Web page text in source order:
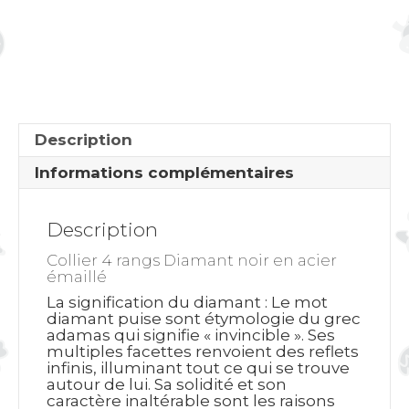
Description
Informations complémentaires
Description
Collier 4 rangs Diamant noir en acier
émaillé
La signification du diamant : Le mot
diamant puise sont étymologie du grec
adamas qui signifie « invincible ». Ses
multiples facettes renvoient des reflets
infinis, illuminant tout ce qui se trouve
autour de lui. Sa solidité et son
caractère inaltérable sont les raisons